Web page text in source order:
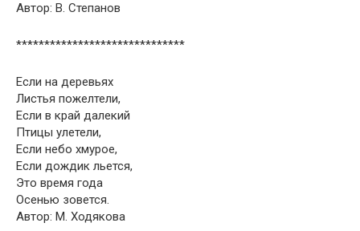
Автор: В. Степанов
******************************
Если на деревьях
Листья пожелтели,
Если в край далекий
Птицы улетели,
Если небо хмурое,
Если дождик льется,
Это время года
Осенью зовется.
Автор: М. Ходякова